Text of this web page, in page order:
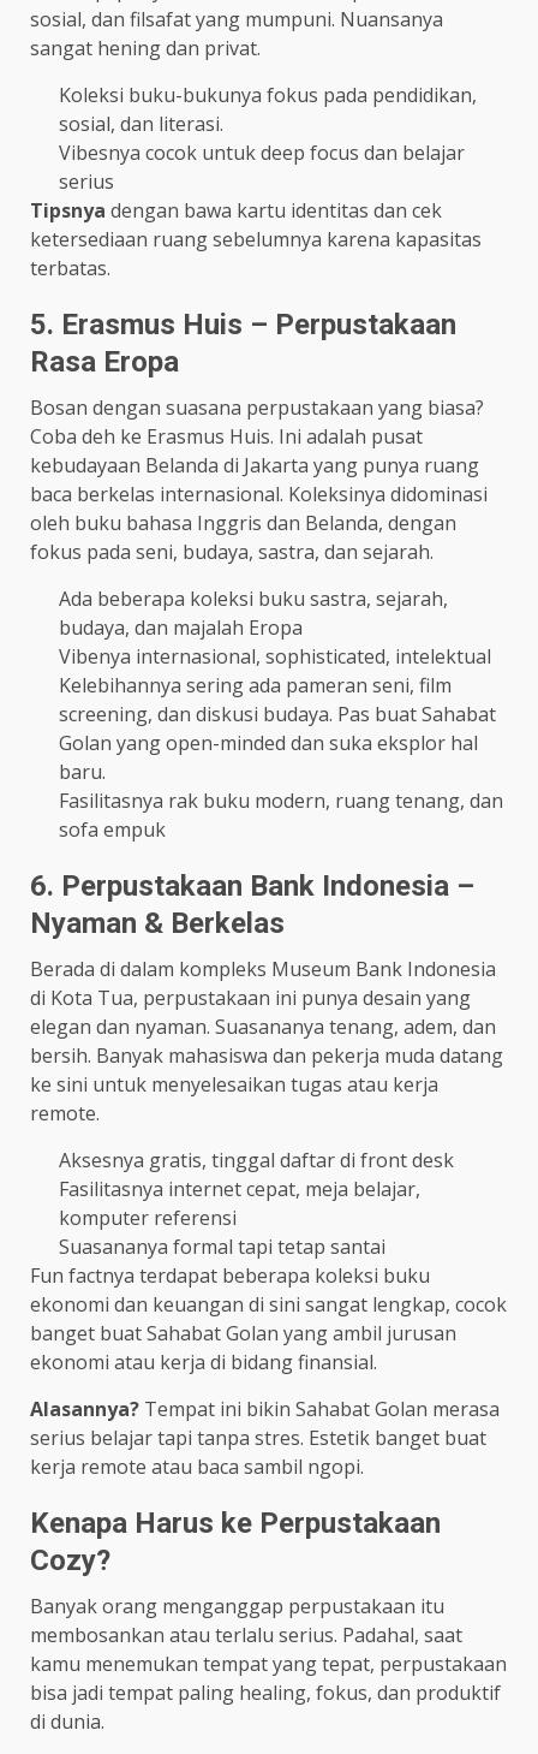
sosial, dan filsafat yang mumpuni. Nuansanya
sangat hening dan privat.
Koleksi buku-bukunya fokus pada pendidikan,
sosial, dan literasi.
Vibesnya cocok untuk deep focus dan belajar
serius
Tipsnya dengan bawa kartu identitas dan cek
ketersediaan ruang sebelumnya karena kapasitas
terbatas.
5. Erasmus Huis – Perpustakaan
Rasa Eropa
Bosan dengan suasana perpustakaan yang biasa?
Coba deh ke Erasmus Huis. Ini adalah pusat
kebudayaan Belanda di Jakarta yang punya ruang
baca berkelas internasional. Koleksinya didominasi
oleh buku bahasa Inggris dan Belanda, dengan
fokus pada seni, budaya, sastra, dan sejarah.
Ada beberapa koleksi buku sastra, sejarah,
budaya, dan majalah Eropa
Vibenya internasional, sophisticated, intelektual
Kelebihannya sering ada pameran seni, film
screening, dan diskusi budaya. Pas buat Sahabat
Golan yang open-minded dan suka eksplor hal
baru.
Fasilitasnya rak buku modern, ruang tenang, dan
sofa empuk
6. Perpustakaan Bank Indonesia –
Nyaman & Berkelas
Berada di dalam kompleks Museum Bank Indonesia
di Kota Tua, perpustakaan ini punya desain yang
elegan dan nyaman. Suasananya tenang, adem, dan
bersih. Banyak mahasiswa dan pekerja muda datang
ke sini untuk menyelesaikan tugas atau kerja
remote.
Aksesnya gratis, tinggal daftar di front desk
Fasilitasnya internet cepat, meja belajar,
komputer referensi
Suasananya formal tapi tetap santai
Fun factnya terdapat beberapa koleksi buku
ekonomi dan keuangan di sini sangat lengkap, cocok
banget buat Sahabat Golan yang ambil jurusan
ekonomi atau kerja di bidang finansial.
Alasannya? Tempat ini bikin Sahabat Golan merasa
serius belajar tapi tanpa stres. Estetik banget buat
kerja remote atau baca sambil ngopi.
Kenapa Harus ke Perpustakaan
Cozy?
Banyak orang menganggap perpustakaan itu
membosankan atau terlalu serius. Padahal, saat
kamu menemukan tempat yang tepat, perpustakaan
bisa jadi tempat paling healing, fokus, dan produktif
di dunia.